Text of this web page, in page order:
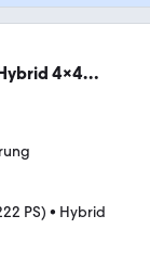
4x4
PS) • Hybrid